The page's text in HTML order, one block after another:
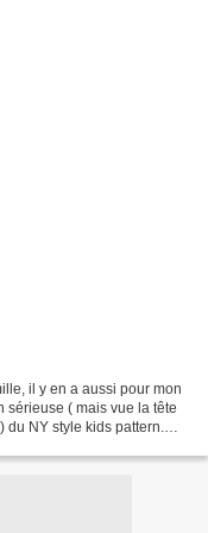
il y en a aussi pour mon
sérieuse ( mais vue la tête
NY style kids pattern.